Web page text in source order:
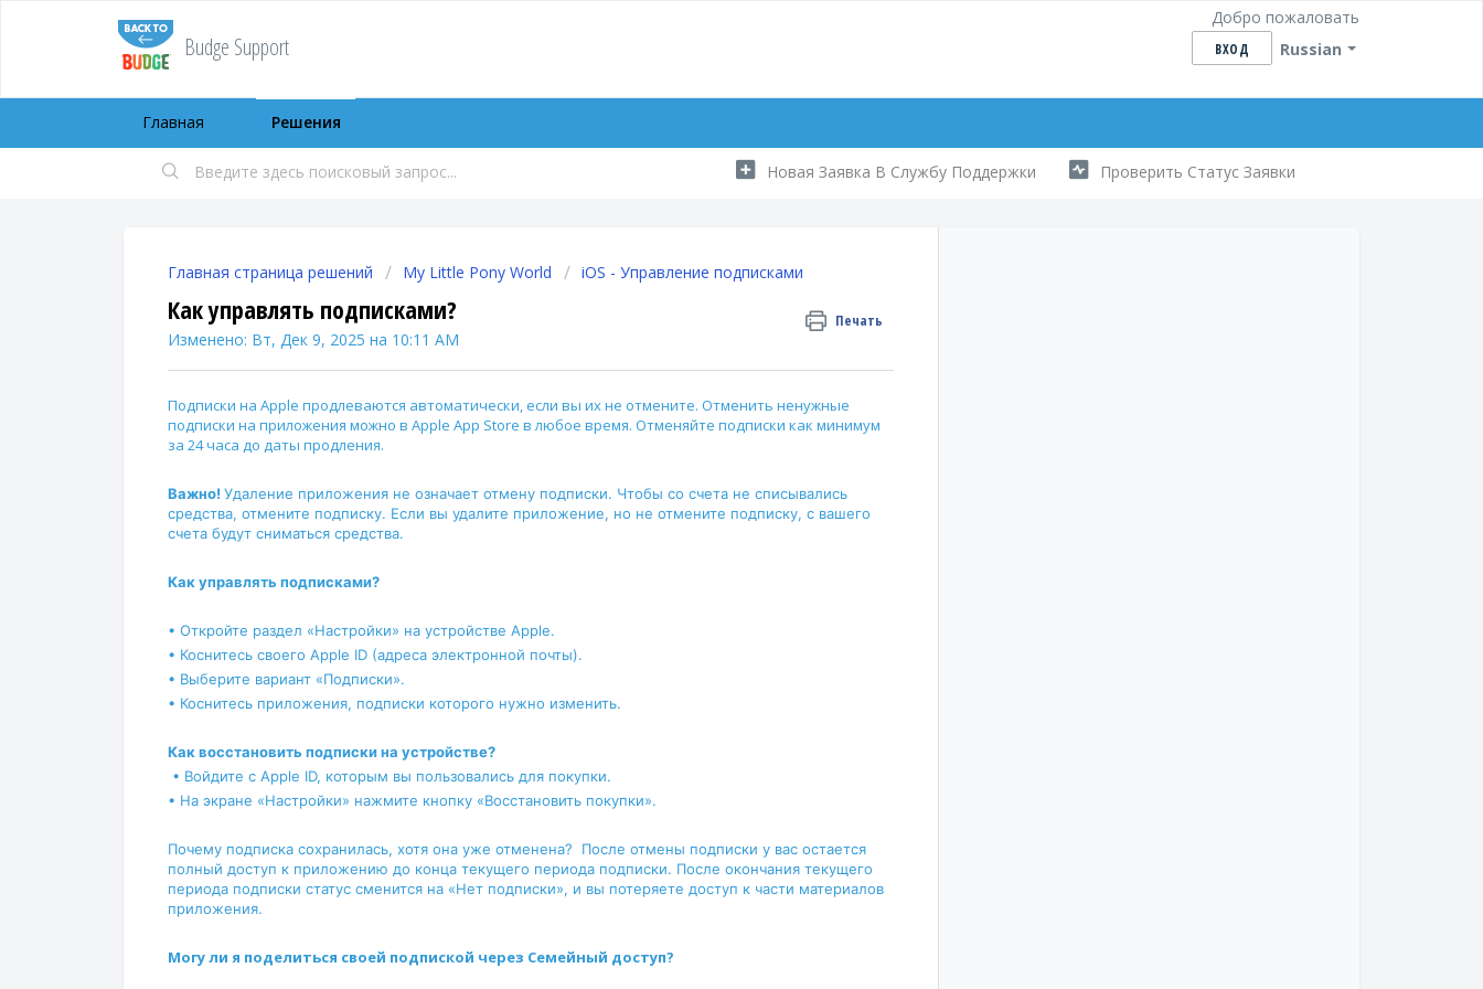
Budge Support Russian
Добро пожаловать
ВХОД
Главная Решения
Новая Заявка В Службу Поддержки Проверить Статус Заявки
Главная страница решений My Little Pony World iOS - Управление подписками
Как управлять подписками? Печать
Изменено: Вт, Дек 9, 2025 на 10:11 AM
Подписки на Apple продлеваются автоматически, если вы их не отмените. Отменить ненужные
подписки на приложения можно в Apple App Store в любое время. Отменяйте подписки как минимум
за 24 часа до даты продления.
Важно! Удаление приложения не означает отмену подписки. Чтобы со счета не списывались
средства, отмените подписку. Если вы удалите приложение, но не отмените подписку, с вашего
счета будут сниматься средства.
Как управлять подписками?
• Откройте раздел «Настройки» на устройстве Apple.
• Коснитесь своего Apple ID (адреса электронной почты).
• Выберите вариант «Подписки».
• Коснитесь приложения, подписки которого нужно изменить.
Как восстановить подписки на устройстве?
• Войдите с Apple ID, которым вы пользовались для покупки.
• На экране «Настройки» нажмите кнопку «Восстановить покупки».
Почему подписка сохранилась, хотя она уже отменена? После отмены подписки у вас остается
полный доступ к приложению до конца текущего периода подписки. После окончания текущего
периода подписки статус сменится на «Нет подписки», и вы потеряете доступ к части материалов
приложения.
Могу ли я поделиться своей подпиской через Семейный доступ?